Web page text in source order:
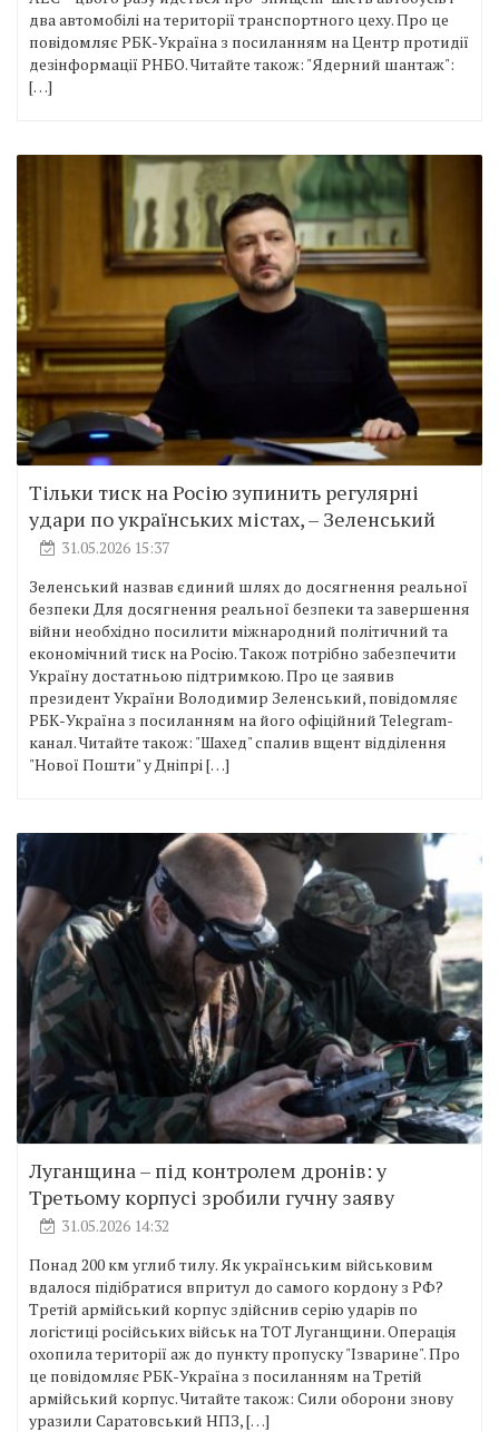
два автомобілі на території транспортного цеху. Про це
повідомляє РБК-Україна з посиланням на Центр протидії
дезінформації РНБО. Читайте також: "Ядерний шантаж":
[…]
Тільки тиск на Росію зупинить регулярні
удари по українських містах, – Зеленський
31.05.2026 15:37
Зеленський назвав єдиний шлях до досягнення реальної
безпеки Для досягнення реальної безпеки та завершення
війни необхідно посилити міжнародний політичний та
економічний тиск на Росію. Також потрібно забезпечити
Україну достатньою підтримкою. Про це заявив
президент України Володимир Зеленський, повідомляє
РБК-Україна з посиланням на його офіційний Telegram-
канал. Читайте також: "Шахед" спалив вщент відділення
"Нової Пошти" у Дніпрі […]
Луганщина – під контролем дронів: у
Третьому корпусі зробили гучну заяву
31.05.2026 14:32
Понад 200 км углиб тилу. Як українським військовим
вдалося підібратися впритул до самого кордону з РФ?
Третій армійський корпус здійснив серію ударів по
логістиці російських військ на ТОТ Луганщини. Операція
охопила території аж до пункту пропуску "Ізварине". Про
це повідомляє РБК-Україна з посиланням на Третій
армійський корпус. Читайте також: Сили оборони знову
уразили Саратовський НПЗ, […]